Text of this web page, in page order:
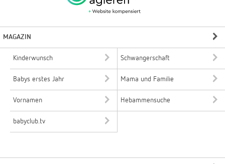
MAGAZIN
Kinderwunsch Schwangerschaft
Babys erstes Jahr Mama und Familie
Vornamen Hebammensuche
babyclub.tv